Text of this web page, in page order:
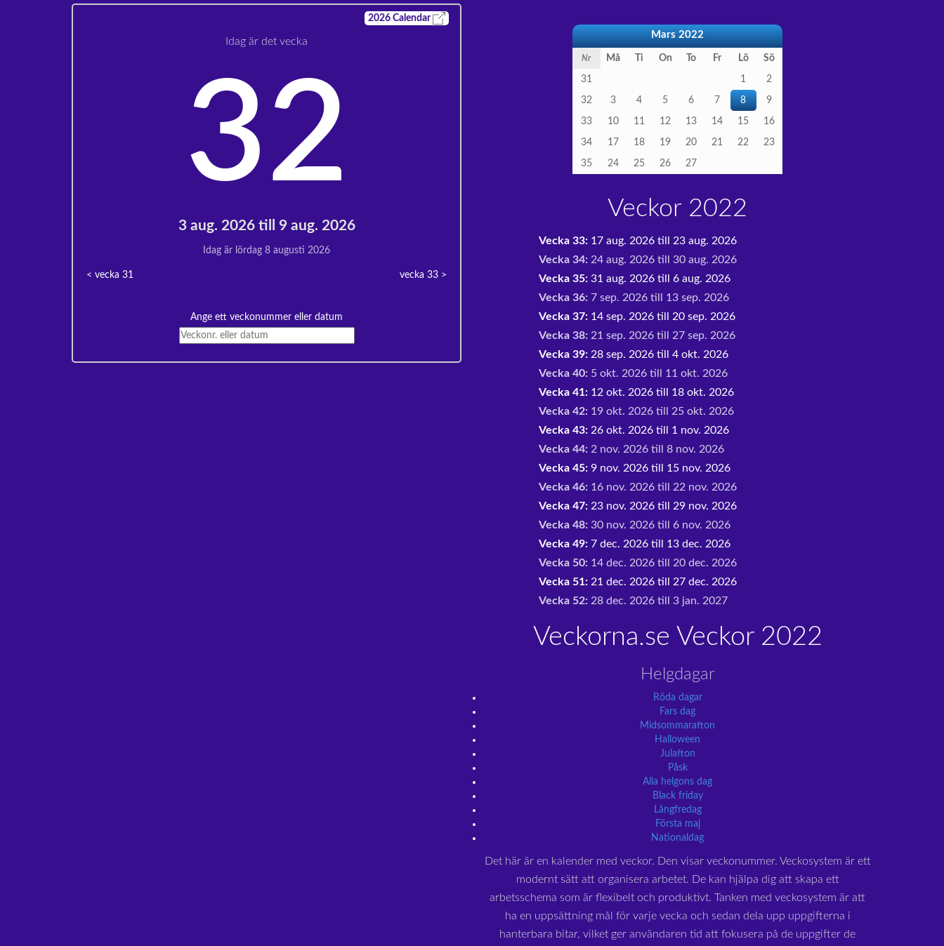
2026 Calendar
Idag är det vecka
32
3 aug. 2026 till 9 aug. 2026
Idag är lördag 8 augusti 2026
< vecka 31 vecka 33 >
Ange ett veckonummer eller datum
Mars 2022
Nr Må Ti On To Fr Lö Sö
31 1 2
32 3 4 5 6 7 8 9
33 10 11 12 13 14 15 16
34 17 18 19 20 21 22 23
35 24 25 26 27
Veckor 2022
Vecka 33: 17 aug. 2026 till 23 aug. 2026
Vecka 34: 24 aug. 2026 till 30 aug. 2026
Vecka 35: 31 aug. 2026 till 6 aug. 2026
Vecka 36: 7 sep. 2026 till 13 sep. 2026
Vecka 37: 14 sep. 2026 till 20 sep. 2026
Vecka 38: 21 sep. 2026 till 27 sep. 2026
Vecka 39: 28 sep. 2026 till 4 okt. 2026
Vecka 40: 5 okt. 2026 till 11 okt. 2026
Vecka 41: 12 okt. 2026 till 18 okt. 2026
Vecka 42: 19 okt. 2026 till 25 okt. 2026
Vecka 43: 26 okt. 2026 till 1 nov. 2026
Vecka 44: 2 nov. 2026 till 8 nov. 2026
Vecka 45: 9 nov. 2026 till 15 nov. 2026
Vecka 46: 16 nov. 2026 till 22 nov. 2026
Vecka 47: 23 nov. 2026 till 29 nov. 2026
Vecka 48: 30 nov. 2026 till 6 nov. 2026
Vecka 49: 7 dec. 2026 till 13 dec. 2026
Vecka 50: 14 dec. 2026 till 20 dec. 2026
Vecka 51: 21 dec. 2026 till 27 dec. 2026
Vecka 52: 28 dec. 2026 till 3 jan. 2027
Veckorna.se Veckor 2022
Helgdagar
Röda dagar
Fars dag
Midsommarafton
Halloween
Julafton
Påsk
Alla helgons dag
Black friday
Långfredag
Första maj
Nationaldag
Det här är en kalender med veckor. Den visar veckonummer. Veckosystem är ett
modernt sätt att organisera arbetet. De kan hjälpa dig att skapa ett
arbetsschema som är flexibelt och produktivt. Tanken med veckosystem är att
ha en uppsättning mål för varje vecka och sedan dela upp uppgifterna i
hanterbara bitar, vilket ger användaren tid att fokusera på de uppgifter de